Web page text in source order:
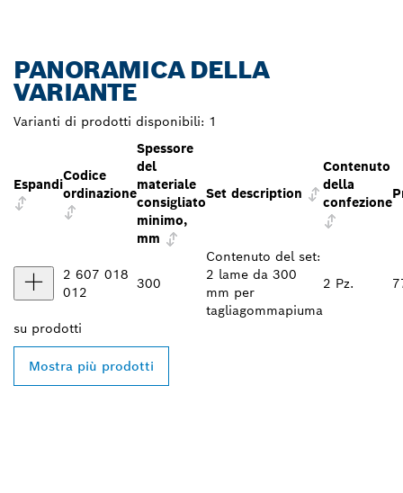
PANORAMICA DELLA
VARIANTE
Varianti di prodotti disponibili: 1
Espandi
Codice
ordinazione
Spessore
del
materiale
consigliato
minimo,
mm
Set description
Contenuto
della
confezione
2 607 018
012
300
Contenuto del set:
2 lame da 300
mm per
tagliagommapiuma
2 Pz.
su prodotti
Mostra più prodotti